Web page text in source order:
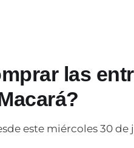
las
este miércoles 30 de